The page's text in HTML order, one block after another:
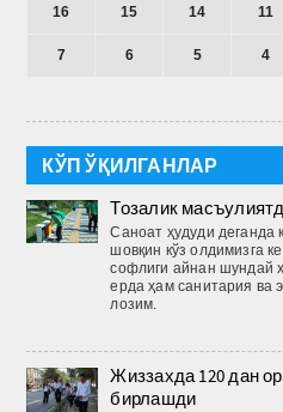
16 15 14 11
7 6 5 4
КЎП ЎҚИЛГАНЛАР
Тозалик
Саноат ҳудуди деганда
шовқин кўз олдимизга
софлиги айнан шундай
ерда ҳам санитария ва
лозим.
Жиззахда 120 дан
бирлашди